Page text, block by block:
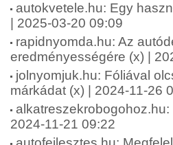
autokvetele.hu: Egy
| 2025-03-20 09:09
rapidnyomda.hu: Az
eredményességére (x) |
jolnyomjuk.hu: Fóliával
márkádat (x) | 2024-11-26
2024-11-21 09:22